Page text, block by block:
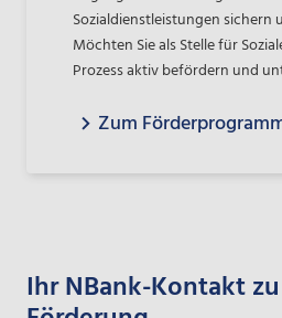
Sozialdienstleistungen sichern
Möchten Sie als Stelle für
Prozess aktiv befördern und
Zum
Ihr NBank-Kontakt